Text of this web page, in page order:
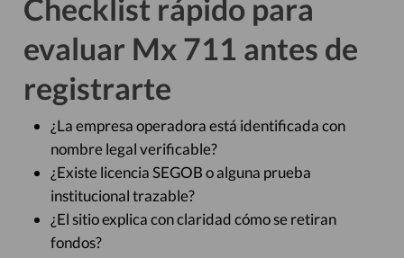
Checklist rápido para
evaluar Mx 711 antes de
registrarte
¿La empresa operadora está identificada con
nombre legal verificable?
¿Existe licencia SEGOB o alguna prueba
institucional trazable?
¿El sitio explica con claridad cómo se retiran
fondos?